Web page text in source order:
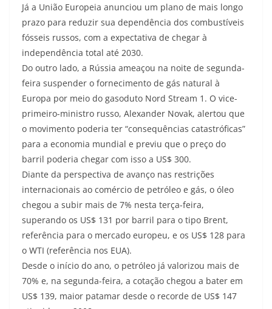
Já a União Europeia anunciou um plano de mais longo
prazo para reduzir sua dependência dos combustíveis
fósseis russos, com a expectativa de chegar à
independência total até 2030.
Do outro lado, a Rússia ameaçou na noite de segunda-
feira suspender o fornecimento de gás natural à
Europa por meio do gasoduto Nord Stream 1. O vice-
primeiro-ministro russo, Alexander Novak, alertou que
o movimento poderia ter “consequências catastróficas”
para a economia mundial e previu que o preço do
barril poderia chegar com isso a US$ 300.
Diante da perspectiva de avanço nas restrições
internacionais ao comércio de petróleo e gás, o óleo
chegou a subir mais de 7% nesta terça-feira,
superando os US$ 131 por barril para o tipo Brent,
referência para o mercado europeu, e os US$ 128 para
o WTI (referência nos EUA).
Desde o início do ano, o petróleo já valorizou mais de
70% e, na segunda-feira, a cotação chegou a bater em
US$ 139, maior patamar desde o recorde de US$ 147